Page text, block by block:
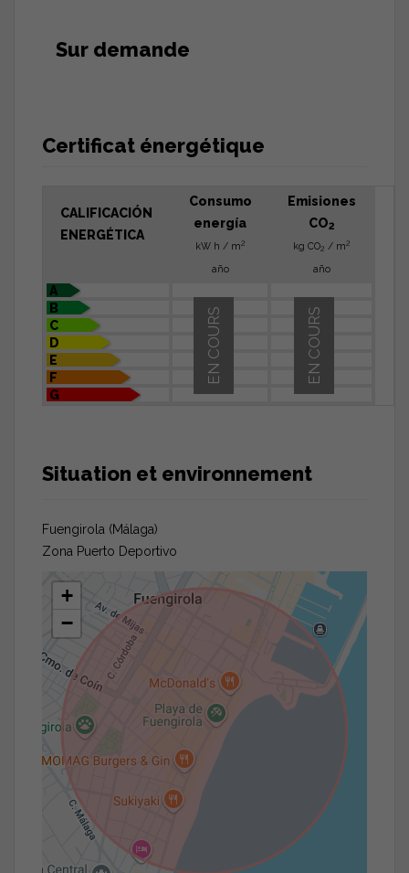
Sur demande
Certificat énergétique
CALIFICACIÓN
ENERGÉTICA
Consumo
energía
kW h / m2
año
Emisiones
CO2
kg CO2 / m2
año
A
B
C
D
E
F
G
EN COURS
EN COURS
Situation et environnement
Fuengirola (Málaga)
Zona Puerto Deportivo
+
−